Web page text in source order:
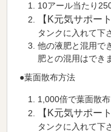
10アール当たり
【K元気サポート
タンクに入れて下
他の液肥と混用で
肥との混用はでき
●葉面散布方法
1,000倍で葉面散布
【K元気サポート
タンクに入れて下